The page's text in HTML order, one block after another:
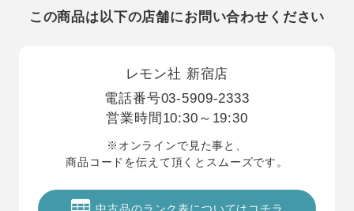
この商品は以下の店舗にお問い合わせください
レモン社 新宿店
電話番号03-5909-2333
営業時間 10:30～19:30
※オンラインで見た事と、
商品コードを伝えて頂くとスムーズです。
中古品のランク表についてはコチラ